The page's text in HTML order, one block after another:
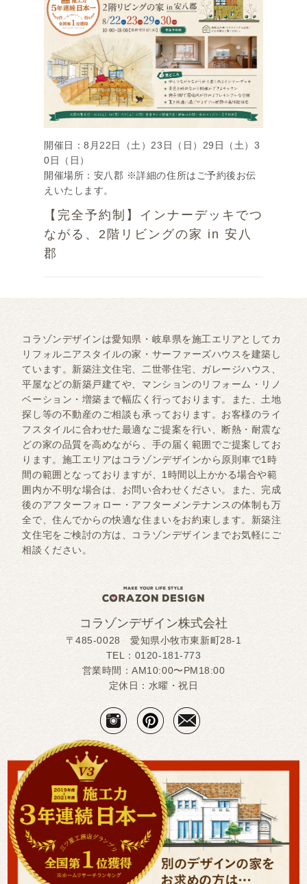
開催日：8月22日（土）23日（日）29日（土）3
0日（日）
開催場所：安八郡 ※詳細の住所はご予約後お伝
えいたします。
【完全予約制】インナーデッキでつ
ながる、2階リビングの家 in 安八
郡
コラゾンデザインは愛知県・岐阜県を施工エリアとしてカ
リフォルニアスタイルの家・サーファーズハウスを建築し
ています。新築注文住宅、二世帯住宅、ガレージハウス、
平屋などの新築戸建てや、マンションのリフォーム・リノ
ベーション・増築まで幅広く行っております。また、土地
探し等の不動産のご相談も承っております。お客様のライ
フスタイルに合わせた最適なご提案を行い、断熱・耐震な
どの家の品質を高めながら、手の届く範囲でご提案してお
ります。施工エリアはコラゾンデザインから原則車で1時
間の範囲となっておりますが、1時間以上かかる場合や範
囲内か不明な場合は、お問い合わせください。また、完成
後のアフターフォロー・アフターメンテナンスの体制も万
全で、住んでからの快適な住まいをお約束します。新築注
文住宅をご検討の方は、コラゾンデザインまでお気軽にご
相談ください。
コラゾンデザイン株式会社
〒485-0028 愛知県小牧市東新町28-1
TEL： 0120-181-773
営業時間：AM10:00〜PM18:00
定休日：水曜・祝日